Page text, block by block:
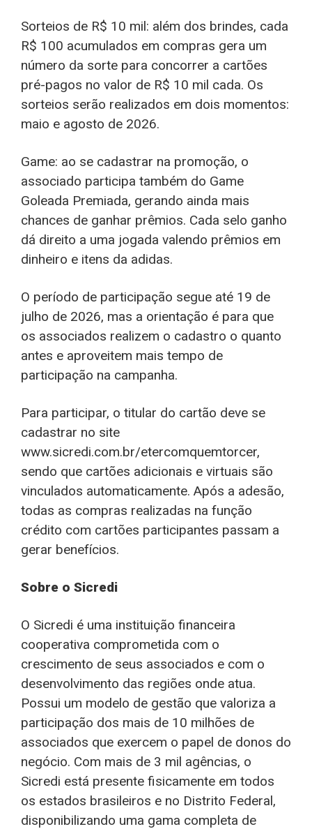
Sorteios de R$ 10 mil: além dos brindes, cada
R$ 100 acumulados em compras gera um
número da sorte para concorrer a cartões
pré-pagos no valor de R$ 10 mil cada. Os
sorteios serão realizados em dois momentos:
maio e agosto de 2026.
Game: ao se cadastrar na promoção, o
associado participa também do Game
Goleada Premiada, gerando ainda mais
chances de ganhar prêmios. Cada selo ganho
dá direito a uma jogada valendo prêmios em
dinheiro e itens da adidas.
O período de participação segue até 19 de
julho de 2026, mas a orientação é para que
os associados realizem o cadastro o quanto
antes e aproveitem mais tempo de
participação na campanha.
Para participar, o titular do cartão deve se
cadastrar no site
www.sicredi.com.br/etercomquemtorcer,
sendo que cartões adicionais e virtuais são
vinculados automaticamente. Após a adesão,
todas as compras realizadas na função
crédito com cartões participantes passam a
gerar benefícios.
Sobre o Sicredi
O Sicredi é uma instituição financeira
cooperativa comprometida com o
crescimento de seus associados e com o
desenvolvimento das regiões onde atua.
Possui um modelo de gestão que valoriza a
participação dos mais de 10 milhões de
associados que exercem o papel de donos do
negócio. Com mais de 3 mil agências, o
Sicredi está presente fisicamente em todos
os estados brasileiros e no Distrito Federal,
disponibilizando uma gama completa de